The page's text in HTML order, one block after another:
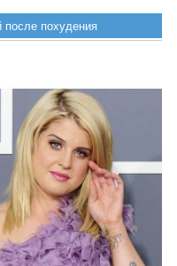
после похудения